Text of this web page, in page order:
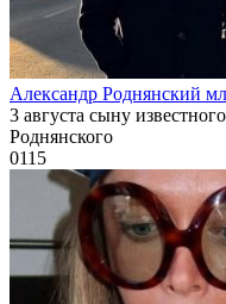
Александр Роднянский
3 августа сыну
Роднянского
0115